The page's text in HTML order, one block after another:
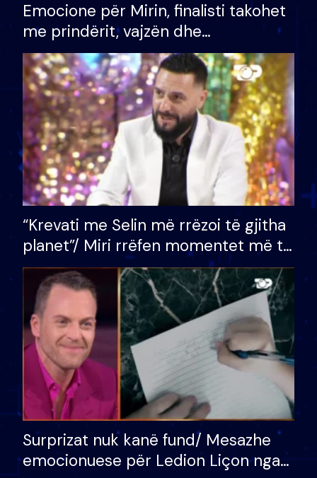
Emocione për Mirin, finalisti takohet
me prindërit, vajzën dhe
bashkëshorten: S’kemi ndonjë letër
divorci apo jo?
“Krevati me Selin më rrëzoi të gjitha
planet”/ Miri rrëfen momentet më të
bukura në shtëpinë e BB VIP: Do më
mungojë zilja e mëngjesit kur…
Surprizat nuk kanë fund/ Mesazhe
emocionuese për Ledion Liçon nga